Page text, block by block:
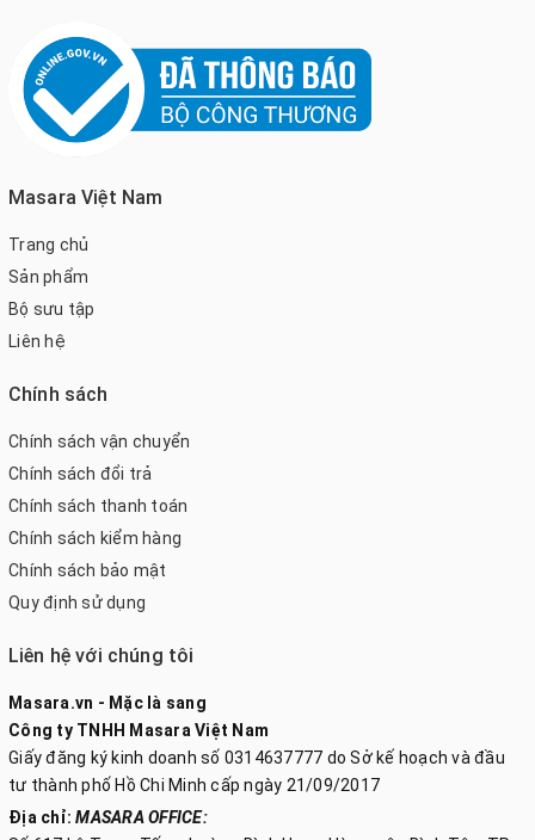
Masara Việt Nam
Trang chủ
Sản phẩm
Bộ sưu tập
Liên hệ
Chính sách
Chính sách vận chuyển
Chính sách đổi trả
Chính sách thanh toán
Chính sách kiểm hàng
Chính sách bảo mật
Quy định sử dụng
Liên hệ với chúng tôi
Masara.vn - Mặc là sang
Công ty TNHH Masara Việt Nam
Giấy đăng ký kinh doanh số 0314637777 do Sở kế hoạch và đầu
tư thành phố Hồ Chi Minh cấp ngày 21/09/2017
Địa chỉ: MASARA OFFICE: